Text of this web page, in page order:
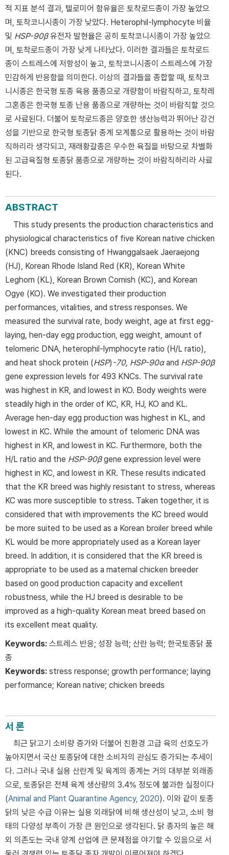
적 지표 분석 결과, 텔로미어 함유율은 토착로드종이 가장 높았으
며, 토착코니시종이 가장 낮았다. Heterophil-lymphocyte 비율
및 HSP-90β유전자 발현율은 공히 토착코니시종이 가장 높았으
며, 토착로드종이 가장 낮게 나타났다. 이러한 결과들은 토착로드
종이 스트레스에 저항성이 높고, 토착코니시종이 스트레스에 가장
민감하게 반응함을 의미한다. 이상의 결과들을 종합할 때, 토착코
니시종은 한국형 토종 육용 품종으로 개량함이 바람직하고, 토착레
그혼종은 한국형 토종 난용 품종으로 개량하는 것이 바람직할 것으
로 사료된다. 더불어 토착로드종은 양호한 생산능력과 뛰어난 강건
성을 기반으로 한국형 토종닭 종계 모계통으로 활용하는 것이 바람
직하리라 생각되고, 재래황갈종은 우수한 육질을 바탕으로 차별화
된 고급육질형 토종닭 품종으로 개량하는 것이 바람직하리라 사료
된다.
ABSTRACT
This study presents the production characteristics and
physiological characteristics of five Korean native chicken
(KNC) breeds consisting of Hwanggalsaek Jaeraejong
(HJ), Korean Rhode Island Red (KR), Korean White
Leghorn (KL), Korean Brown Cornish (KC), and Korean
Ogye (KO). We investigated their production
performances, vitalities, and stress responses. We
measured the survival rate, body weight, age at first egg-
laying, hen-day egg production, egg weight, amount of
telomeric DNA, heterophil-lymphocyte ratio (H/L ratio),
and heat shock protein (HSP) -70, HSP-90αand HSP-90β
gene expression levels for 493 KNCs. The survival rate
was highest in KR, and lowest in KO. Body weights were
steadily high in the order of KC, KR, HJ, KO and KL.
Average hen-day egg production was highest in KL, and
lowest in KC. While the amount of telomeric DNA was
highest in KR, and lowest in KC. Furthermore, both the
H/L ratio and the HSP-90βgene expression level were
highest in KC, and lowest in KR. These results indicated
that the KR breed was highly resistant to stress, whereas
KC was more susceptible to stress. Taken together, it is
considered that with improvements the KC breed would
be more suited to be used as a Korean broiler breed while
KL would be more appropriately used as a Korean layer
breed. In addition, it is considered that the KR breed is
appropriate to be used as a maternal chicken breeder
based on good production capacity and excellent
robustness, while the HJ breed is desirable to be
improved as a high-quality Korean meat breed based on
its excellent meat quality.
Keywords: 스트레스 반응; 성장 능력; 산란 능력; 한국토종닭 품
종
Keywords: stress response; growth performance; laying
performance; Korean native; chicken breeds
서 론
최근 닭고기 소비량 증가와 더불어 친환경 고급 육의 선호도가
높아지면서 국산 토종닭에 대한 소비자의 관심도 증가되는 추세이
다. 그러나 국내 실용 산란계 및 육계의 종계는 거의 대부분 외래종
으로, 토종닭은 전체 육계 생산량의 3.4% 정도에 불과한 실정이다
(Animal and Plant Quarantine Agency, 2020). 이와 같이 토종
닭의 낮은 수급 이유는 실용 외래닭에 비해 생산성이 낮고, 소비 형
태의 다양성 부족이 가장 큰 원인으로 생각된다. 닭 종자의 높은 해
외 의존도는 국내 양계 산업에 큰 문제점을 야기할 수 있음으로 서